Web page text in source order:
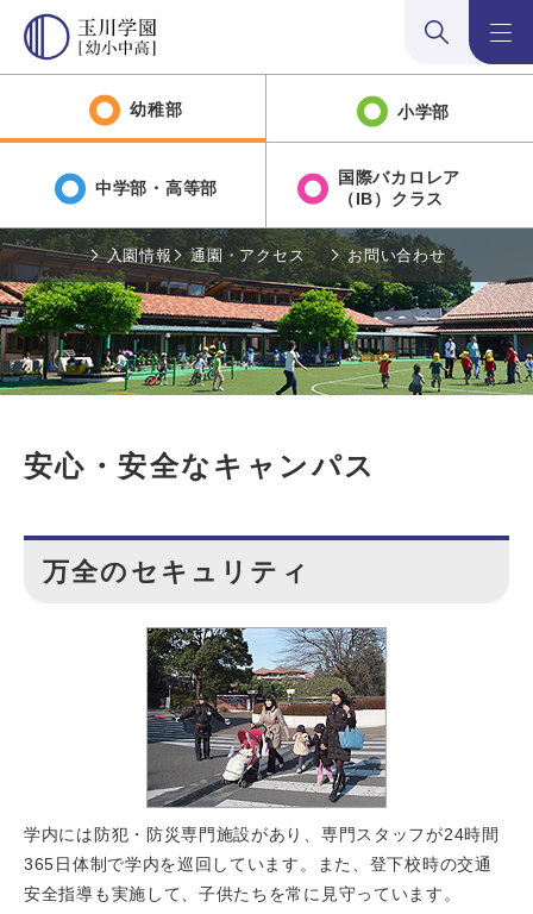
検索:開くメニュ
幼稚部 小学部
中学部・高等部
国際バカロレア
（IB）クラス
入園情報 通園・アクセス お問い合わせ
安心・安全なキャンパス
万全のセキュリティ
学内には防犯・防災専門施設があり、専門スタッフが24時間
365日体制で学内を巡回しています。また、登下校時の交通
安全指導も実施して、子供たちを常に見守っています。